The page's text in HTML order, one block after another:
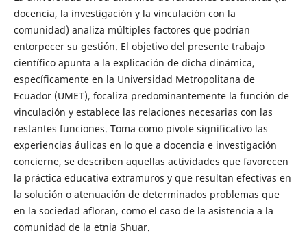
docencia, la investigación y la vinculación con la
comunidad) analiza múltiples factores que podrían
entorpecer su gestión. El objetivo del presente trabajo
científico apunta a la explicación de dicha dinámica,
específicamente en la Universidad Metropolitana de
Ecuador (UMET), focaliza predominantemente la función de
vinculación y establece las relaciones necesarias con las
restantes funciones. Toma como pivote significativo las
experiencias áulicas en lo que a docencia e investigación
concierne, se describen aquellas actividades que favorecen
la práctica educativa extramuros y que resultan efectivas en
la solución o atenuación de determinados problemas que
en la sociedad afloran, como el caso de la asistencia a la
comunidad de la etnia Shuar.